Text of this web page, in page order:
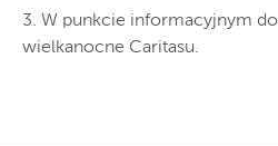
3. W punkcie informacyjnym
wielkanocne Caritasu.